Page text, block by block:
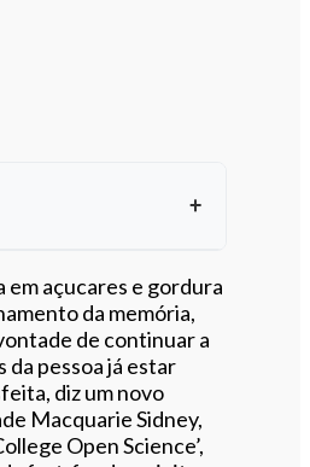
este artigo
em açucares e gordura
da memória,
de continuar a
da pessoa já estar
diz um novo
Macquarie Sidney,
Open Science’,